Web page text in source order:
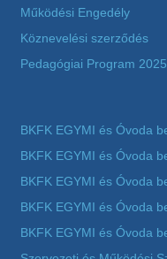
Működési Engedély
Köznevelési szerződés
Pedagógiai Program
BKFK EGYMI és Óvoda
BKFK EGYMI és Óvoda
BKFK EGYMI és Óvoda
BKFK EGYMI és Óvoda
BKFK EGYMI és Óvoda